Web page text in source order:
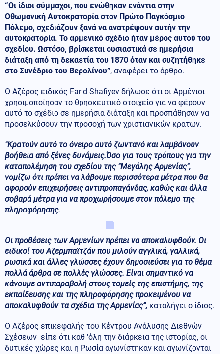
“Οι ίδιοι σύμμαχοι, που ενώθηκαν ενάντια στην
Οθωμανική Αυτοκρατορία στον Πρώτο Παγκόσμιο
Πόλεμο, σχεδιάζουν ξανά να ανατρέψουν αυτήν την
αυτοκρατορία. Το αρμενικό σχέδιο ήταν μέρος αυτού του
σχεδίου. Ωστόσο, βρίσκεται ουσιαστικά σε ημερήσια
διάταξη από τη δεκαετία του 1870 όταν και συζητήθηκε
στο Συνέδριο του Βερολίνου”, αναφέρει το άρθρο.
Ο Αζέρος ειδικός Farid Shafiyev δήλωσε ότι οι Αρμένιοι
χρησιμοποίησαν το θρησκευτικό στοιχείο για να φέρουν
αυτό το σχέδιο σε ημερήσια διάταξη και προσπάθησαν να
προσελκύσουν την προσοχή των χριστιανικών κρατών.
"Κρατούν αυτό το όνειρο αυτό ζωντανό και λαμβάνουν
βοήθεια από ξένες δυνάμεις.Όσο για τους τρόπους για την
καταπολέμηση του σχεδίου της "Μεγάλης Αρμενίας",
νομίζω ότι πρέπει να λάβουμε περισσότερα μέτρα που θα
αφορούν επιχειρήσεις αντιπροπαγάνδας, καθώς και άλλα
σοβαρά μέτρα για να προχωρήσουμε στον πόλεμο της
πληροφόρησης.
Οι προθέσεις των Αρμενίων πρέπει να αποκαλυφθούν. Οι
ειδικοί του Αζερμπαϊτζάν που μιλούν αγγλικά, γαλλικά,
ρωσικά και άλλες γλώσσες έχουν δημοσιεύσει για το θέμα
πολλά άρθρα σε πολλές γλώσσες. Είναι σημαντικό να
κάνουμε αντιπαραβολή στους τομείς της επιστήμης, της
εκπαίδευσης και της πληροφόρησης προκειμένου να
αποκαλυφθούν τα σχέδια της Αρμενίας”, καταλήγει ο ίδιος.
Ο Αζέρος επικεφαλής του Κέντρου Ανάλυσης Διεθνών
Σχέσεων είπε ότι καθ 'όλη την διάρκεια της ιστορίας, οι
δυτικές χώρες και η Ρωσία αγωνίστηκαν και αγωνίζονται